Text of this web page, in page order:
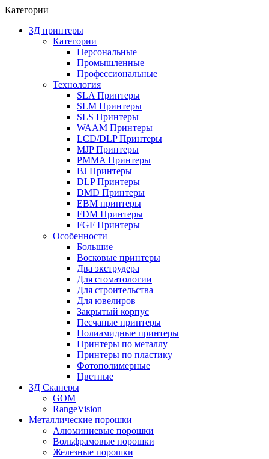
Категории
3Д принтеры
Категории
Персональные
Промышленные
Профессиональные
Технология
SLA Принтеры
SLM Принтеры
SLS Принтеры
WAAM Принтеры
LCD/DLP Принтеры
MJP Принтеры
PMMA Принтеры
BJ Принтеры
DLP Принтеры
DMD Принтеры
EBM принтеры
FDM Принтеры
FGF Принтеры
Особенности
Большие
Восковые принтеры
Два экструдера
Для стоматологии
Для строительства
Для ювелиров
Закрытый корпус
Песчаные принтеры
Полиамидные принтеры
Принтеры по металлу
Принтеры по пластику
Фотополимерные
Цветные
3Д Сканеры
GOM
RangeVision
Металлические порошки
Алюминиевые порошки
Вольфрамовые порошки
Железные порошки